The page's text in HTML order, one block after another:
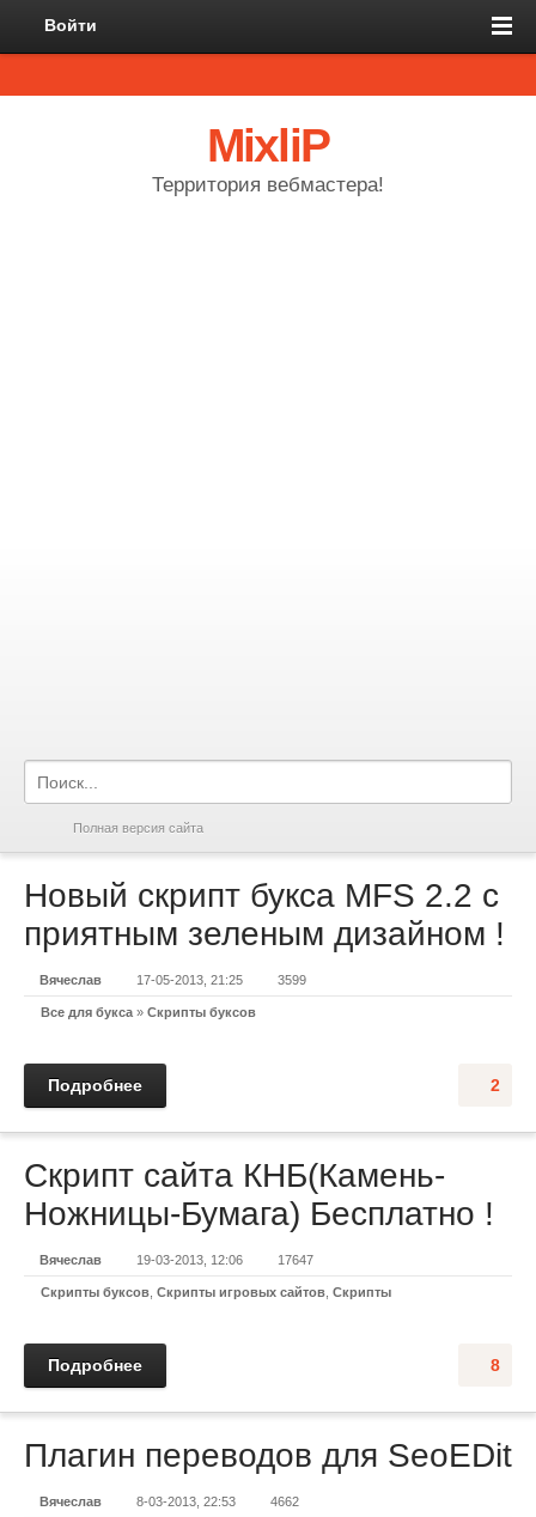
Войти
MixliP
Территория вебмастера!
Полная версия сайта
Новый скрипт букса MFS 2.2 с
приятным зеленым дизайном !
Вячеслав 17-05-2013, 21:25 3599
Все для букса » Скрипты буксов
2
Подробнее
Скрипт сайта КНБ(Камень-
Ножницы-Бумага) Бесплатно !
Вячеслав 19-03-2013, 12:06 17647
Скрипты буксов Скрипты игровых сайтов Скрипты
8
Подробнее
Плагин переводов для SeoEDit
Вячеслав 8-03-2013, 22:53 4662